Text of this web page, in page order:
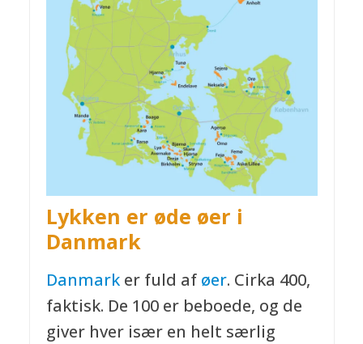
Lykken er øde øer i
Danmark
Danmarker fuld af øer. Cirka 400,
faktisk. De 100 er beboede, og de
giver hver især en helt særlig